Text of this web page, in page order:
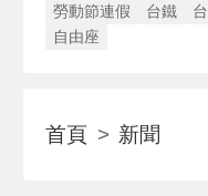
勞動節連假 台鐵
自由座
首頁 新聞